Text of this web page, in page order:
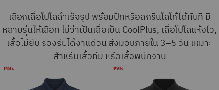
เลือกเสื้อโปโลสำเร็จรูป พร้อมปักหรือสกรีนโลโก้ได้ทันที มี
หลายรุ่นให้เลือก ไม่ว่าเป็นเสื้อเย็น CoolPlus, เสื้อโปโลแห้งไว,
เสื้อไม่ยับ รองรับได้งานด่วน ส่งมอบภายใน 3–5 วัน เหมาะ
สำหรับเสื้อทีม หรือเสื้อพนักงาน